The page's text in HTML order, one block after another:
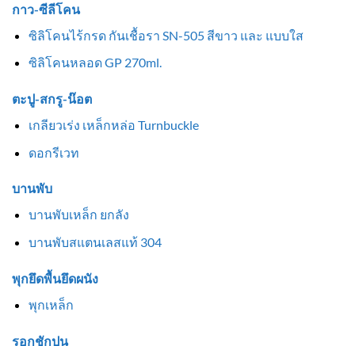
กาว-ซีลีโคน
ซิลิโคนไร้กรด กันเชื้อรา SN-505 สีขาว และ แบบใส
ซิลิโคนหลอด GP 270ml.
ตะปู-สกรู-น๊อต
เกลียวเร่ง เหล็กหล่อ Turnbuckle
ดอกรีเวท
บานพับ
บานพับเหล็ก ยกลัง
บานพับสแตนเลสแท้ 304
พุกยึดพื้นยึดผนัง
พุกเหล็ก
รอกชักปูน